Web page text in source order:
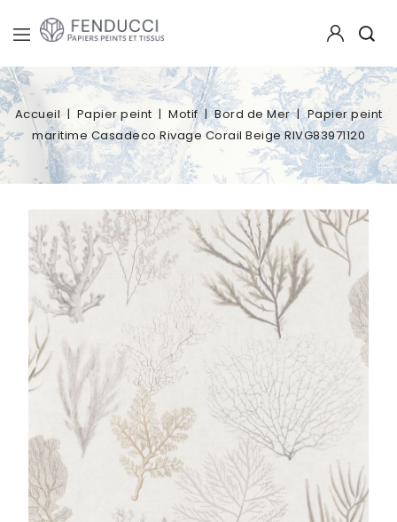
Accueil Papier peint Motif Bord de Mer
Papier peint
maritime Casadeco Rivage Corail Beige RIVG83971120